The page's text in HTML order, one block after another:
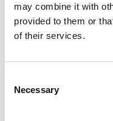
may combine it with
provided to them or
of their services.
Selection
Necessary
Découvrez les
des données
ainsi que les